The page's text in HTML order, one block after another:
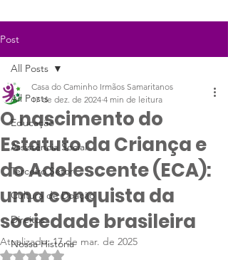
Post
All Posts
Educação
Assistência Social
Terceiro Setor
Cultura de Doação
Direitos
Nossa História
All Posts
O nascimento do
Estatuto da Criança e
do Adolescente (ECA):
uma conquista da
sociedade brasileira
Casa do Caminho Irmãos Samaritanos
17 de dez. de 2024 4 min de leitura
Atualizado:17 de mar. de 2025
Avaliado com NaN de 5 estrelas.